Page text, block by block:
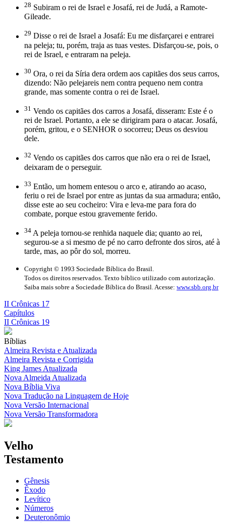
28 Subiram o rei de Israel e Josafá, rei de Judá, a Ramote-
Gileade.
29 Disse o rei de Israel a Josafá: Eu me disfarçarei e entrarei
na peleja; tu, porém, traja as tuas vestes. Disfarçou-se, pois, o
rei de Israel, e entraram na peleja.
30 Ora, o rei da Síria dera ordem aos capitães dos seus carros,
dizendo: Não pelejareis nem contra pequeno nem contra
grande, mas somente contra o rei de Israel.
31 Vendo os capitães dos carros a Josafá, disseram: Este é o
rei de Israel. Portanto, a ele se dirigiram para o atacar. Josafá,
porém, gritou, e o SENHOR o socorreu; Deus os desviou
dele.
32 Vendo os capitães dos carros que não era o rei de Israel,
deixaram de o perseguir.
33 Então, um homem entesou o arco e, atirando ao acaso,
feriu o rei de Israel por entre as juntas da sua armadura; então,
disse este ao seu cocheiro: Vira e leva-me para fora do
combate, porque estou gravemente ferido.
34 A peleja tornou-se renhida naquele dia; quanto ao rei,
segurou-se a si mesmo de pé no carro defronte dos siros, até à
tarde, mas, ao pôr do sol, morreu.
Copyright © 1993 Sociedade Bíblica do Brasil.
Todos os direitos reservados. Texto bíblico utilizado com autorização.
Saiba mais sobre a Sociedade Bíblica do Brasil. Acesse: www.sbb.org.br
II Crônicas 17
Capítulos
II Crônicas 19
Bíblias
Almeira Revista e Atualizada
Almeira Revista e Corrigida
King James Atualizada
Nova Almeida Atualizada
Nova Bíblia Viva
Nova Tradução na Linguagem de Hoje
Nova Versão Internacional
Nova Versão Transformadora
Velho
Testamento
Gênesis
Êxodo
Levítico
Números
Deuteronômio